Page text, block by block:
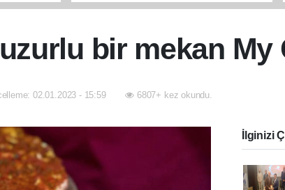
bir mekan My
02.01.2023 - 15:59 6807+ kez okundu.
İlginizi